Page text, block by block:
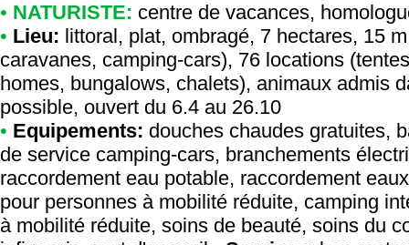
• NATURISTE: centre de vacances,
• Lieu: littoral, plat, ombragé, 7 hectares, 15
caravanes, camping-cars), 76 locations
homes, bungalows, chalets), animaux admis
possible, ouvert du 6.4 au 26.10
• Equipements: douches chaudes gratuites,
de service camping-cars, branchements
raccordement eau potable, raccordement
pour personnes à mobilité réduite, camping
à mobilité réduite, soins de beauté, soins du